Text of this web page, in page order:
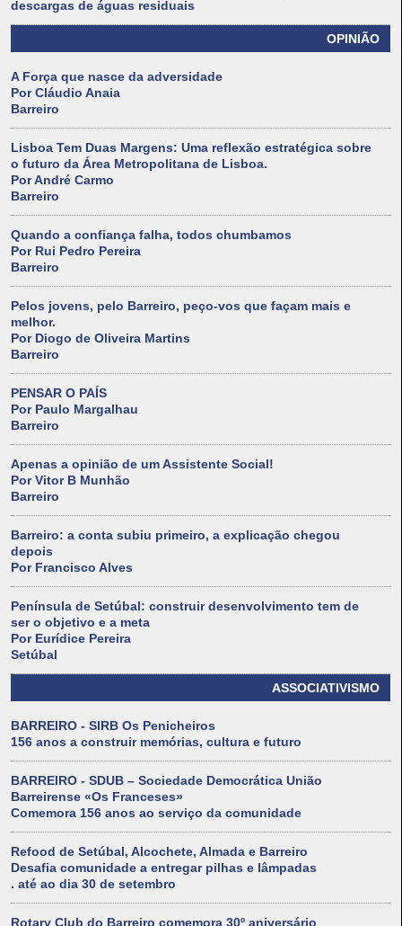
descargas de águas residuais
OPINIÃO
A Força que nasce da adversidade
Por Cláudio Anaia
Barreiro
Lisboa Tem Duas Margens: Uma reflexão estratégica sobre
o futuro da Área Metropolitana de Lisboa.
Por André Carmo
Barreiro
Quando a confiança falha, todos chumbamos
Por Rui Pedro Pereira
Barreiro
Pelos jovens, pelo Barreiro, peço-vos que façam mais e
melhor.
Por Diogo de Oliveira Martins
Barreiro
PENSAR O PAÍS
Por Paulo Margalhau
Barreiro
Apenas a opinião de um Assistente Social!
Por Vitor B Munhão
Barreiro
Barreiro: a conta subiu primeiro, a explicação chegou
depois
Por Francisco Alves
Península de Setúbal: construir desenvolvimento tem de
ser o objetivo e a meta
Por Eurídice Pereira
Setúbal
ASSOCIATIVISMO
BARREIRO - SIRB Os Penicheiros
156 anos a construir memórias, cultura e futuro
BARREIRO - SDUB – Sociedade Democrática União
Barreirense «Os Franceses»
Comemora 156 anos ao serviço da comunidade
Refood de Setúbal, Alcochete, Almada e Barreiro
Desafia comunidade a entregar pilhas e lâmpadas
. até ao dia 30 de setembro
Rotary Club do Barreiro comemora 30º aniversário